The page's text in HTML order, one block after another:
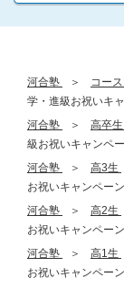
河合塾 コー
学・進級お祝いキ
河合塾
高卒生
級お祝いキャンペ
河合塾
高3生
お祝いキャンペーン
河合塾
高2生
お祝いキャンペーン
河合塾
高1生
お祝いキャンペーン